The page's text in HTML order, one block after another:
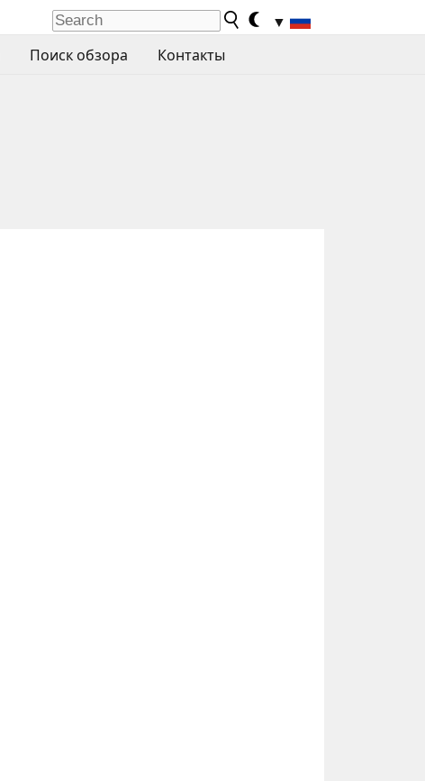
▼
Поиск обзора Контакты